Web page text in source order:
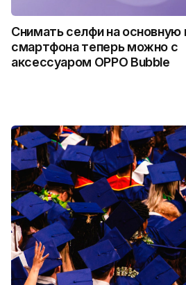
Снимать селфи на основную
смартфона теперь можно с
аксессуаром OPPO Bubble